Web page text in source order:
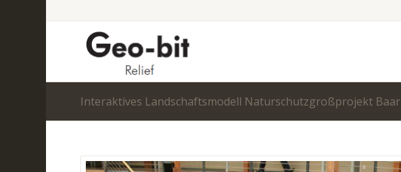
Interaktives Landschaftsmodell Naturschutzgroßprojekt Baar